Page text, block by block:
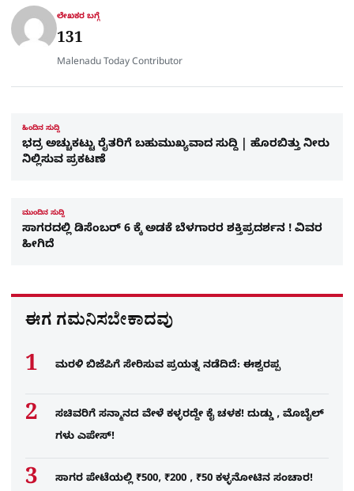
ಲೇಖಕರ ಬಗ್ಗೆ
131
Malenadu Today Contributor
ಹಿಂದಿನ ಸುದ್ದಿ
ಭದ್ರ ಅಚ್ಚುಕಟ್ಟು ರೈತರಿಗೆ ಬಹುಮುಖ್ಯವಾದ ಸುದ್ದಿ | ಹೊರಬಿತ್ತು ನೀರು
ನಿಲ್ಲಿಸುವ ಪ್ರಕಟಣೆ
ಮುಂದಿನ ಸುದ್ದಿ
ಸಾಗರದಲ್ಲಿ ಡಿಸೆಂಬರ್‌ 6 ಕ್ಕೆ ಅಡಕೆ ಬೆಳಗಾರರ ಶಕ್ತಿಪ್ರದರ್ಶನ ! ವಿವರ
ಹೀಗಿದೆ
ಈಗ ಗಮನಿಸಬೇಕಾದವು
ಮರಳಿ ಬಿಜೆಪಿಗೆ ಸೇರಿಸುವ ಪ್ರಯತ್ನ ನಡೆದಿದೆ: ಈಶ್ವರಪ್ಪ
ಸಚಿವರಿಗೆ ಸನ್ಮಾನದ ವೇಳೆ ಕಳ್ಳರದ್ದೇ ಕೈ ಚಳಕ! ದುಡ್ಡು , ಮೊಬೈಲ್​
ಗಳು ಎಪೇಸ್!
ಸಾಗರ ಪೇಟೆಯಲ್ಲಿ ₹500, ₹200 , ₹50 ಕಳ್ಳನೋಟಿನ ಸಂಚಾರ!